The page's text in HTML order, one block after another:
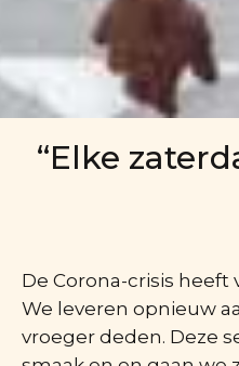
“Elke
De Corona-crisis
We leveren opnieuw
vroeger deden. Deze